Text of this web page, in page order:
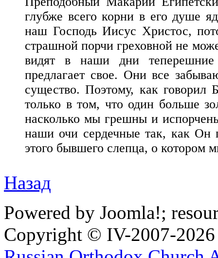
глубже всего корни в его душе
наш Господь Иисус Христос,
страшной порчи греховной не
видят в наши дни
предлагает свое. Они все
существо. Поэтому, как
только в том, что один больше
насколько мы грешны и
наши очи сердечные так, как Он
этого бывшего слепца, о
Назад
Powered by Joomla!;
Copyright © IV-2007-2026